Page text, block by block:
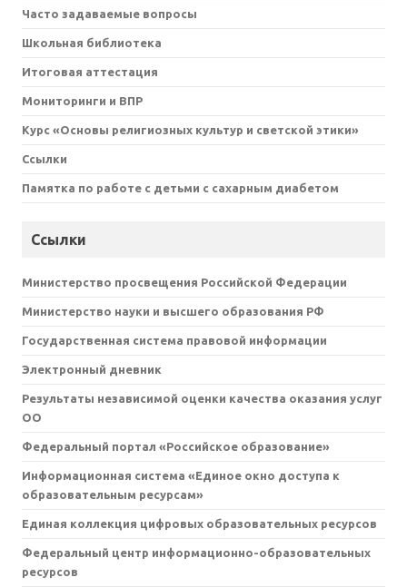
Часто задаваемые вопросы
Школьная библиотека
Итоговая аттестация
Мониторинги и ВПР
Курс «Основы религиозных культур и светской этики»
Ссылки
Памятка по работе с детьми с сахарным диабетом
Ссылки
Министерство просвещения Российской Федерации
Министерство науки и высшего образования РФ
Государственная система правовой информации
Электронный дневник
Результаты независимой оценки качества оказания услуг
ОО
Федеральный портал «Российское образование»
Информационная система «Единое окно доступа к
образовательным ресурсам»
Единая коллекция цифровых образовательных ресурсов
Федеральный центр информационно-образовательных
ресурсов